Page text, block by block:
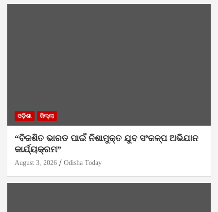
ଓଡ଼ିଶା ଜିଲ୍ଲା
“ବିକଶିତ ଭାରତ ପାଇଁ ନିଶାମୁକ୍ତ ଯୁବ ସଂକଳ୍ପ ଅଭିଯାନ
କାର୍ଯ୍ୟକ୍ରମ”
August 3, 2026 Odisha Today